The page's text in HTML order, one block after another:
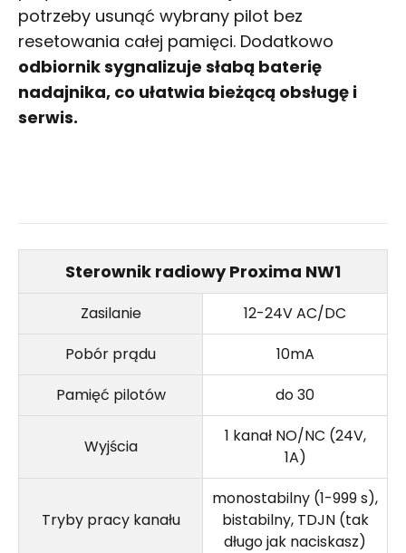
potrzeby usunąć wybrany pilot bez
resetowania całej pamięci. Dodatkowo
odbiornik sygnalizuje słabą baterię
nadajnika, co ułatwia bieżącą obsługę i
serwis.
Sterownik radiowy Proxima NW1
Zasilanie
12-24V AC/DC
Pobór prądu
10mA
Pamięć pilotów
do 30
Wyjścia
1 kanał NO/NC (24V,
1A)
Tryby pracy kanału
monostabilny (1-999 s),
bistabilny, TDJN (tak
długo jak naciskasz)